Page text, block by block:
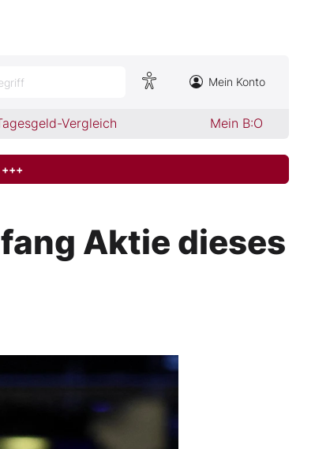
Mein Konto
Vergleich Mein B:O
Aktie dieses